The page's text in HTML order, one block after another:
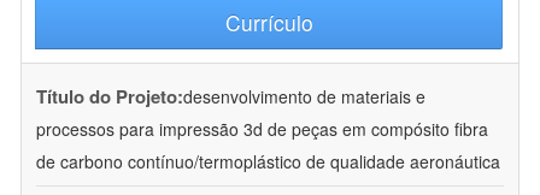
Currículo
Título do Projeto:desenvolvimento de materiais e
processos para impressão 3d de peças em compósito fibra
de carbono contínuo/termoplástico de qualidade aeronáutica